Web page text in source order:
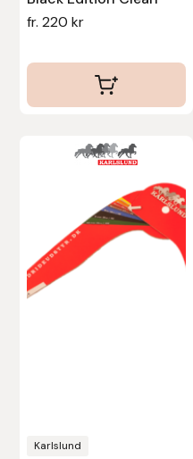
fr. 220kr
Karlslund